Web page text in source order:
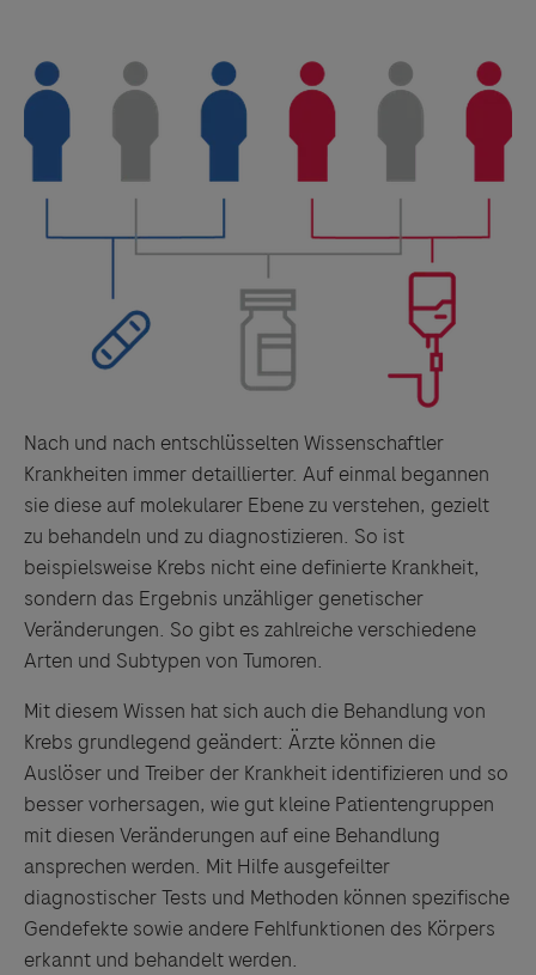
Nach und nach entschlüsselten Wissenschaftler
Krankheiten immer detaillierter. Auf einmal begannen
sie diese auf molekularer Ebene zu verstehen, gezielt
zu behandeln und zu diagnostizieren. So ist
beispielsweise Krebs nicht eine definierte Krankheit,
sondern das Ergebnis unzähliger genetischer
Veränderungen. So gibt es zahlreiche verschiedene
Arten und Subtypen von Tumoren.
Mit diesem Wissen hat sich auch die Behandlung von
Krebs grundlegend geändert: Ärzte können die
Auslöser und Treiber der Krankheit identifizieren und so
besser vorhersagen, wie gut kleine Patientengruppen
mit diesen Veränderungen auf eine Behandlung
ansprechen werden. Mit Hilfe ausgefeilter
diagnostischer Tests und Methoden können spezifische
Gendefekte sowie andere Fehlfunktionen des Körpers
erkannt und behandelt werden.